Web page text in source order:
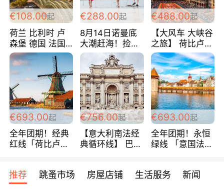
€108.00起
荷兰 比利时 卢
森堡 德国 法国
超爽玩遍西欧 循
环线 全程四星宾
馆 108欧/人/天
€288.00起
8月14日诺曼底
大潮赶海！捡海
鲜！轻轻松松海
边爽玩三日游
288欧/人
€488.00起
【大风车 大峡谷
之旅】 荷比卢德
法 巴黎上下 经
典五国四日游
488欧/人
€693.00起
全年团期！经典
红线「荷比卢德
天！巴黎上下！
包拼房~
€756.00起
【意大利南法经
典循环线】 巴黎
宾馆 108欧/天起
€693.00起
全年团期！永恒
绿线 「意国法
欧/天起 ~包拼房
推荐 跳蚤市场 房屋店铺 生活服务 新闻